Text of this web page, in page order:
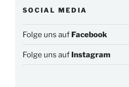
SOCIAL MEDIA
Folge uns auf Facebook
Folge uns auf Instagram